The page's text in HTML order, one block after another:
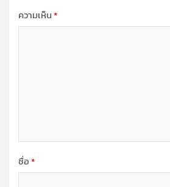
ความเห็น*
ชื่อ*